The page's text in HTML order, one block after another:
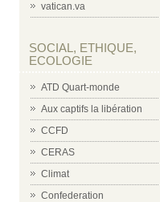
vatican.va
SOCIAL, ETHIQUE,
ECOLOGIE
ATD Quart-monde
Aux captifs la libération
CCFD
CERAS
Climat
Confederation